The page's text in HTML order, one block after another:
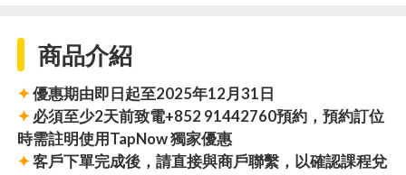
商品介紹
✦優惠期由即日起至2025年12月31日
✦必須至少2天前致電+852 91442760預約，預約訂位
時需註明使用TapNow 獨家優惠
✦客戶下單完成後，請直接與商戶聯繫，以確認課程兌